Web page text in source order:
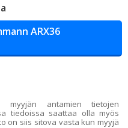
ARX36
myyjän antamien tietojen
tiedoissa saattaa olla myös
on siis sitova vasta kun myyjä